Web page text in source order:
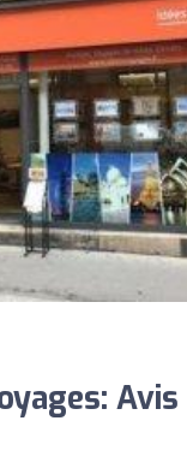
Avis